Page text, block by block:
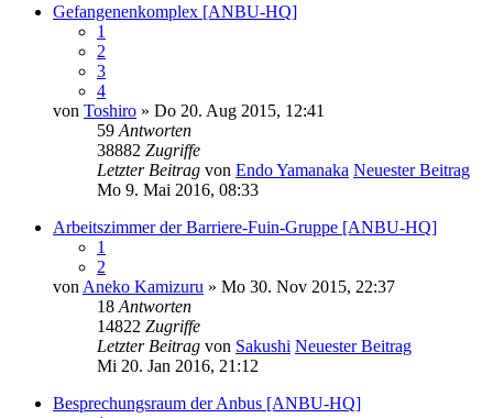
Gefangenenkomplex [ANBU-HQ]
1
2
3
4
von Toshiro » Do 20. Aug 2015, 12:41
59 Antworten
38882 Zugriffe
Letzter Beitrag von Endo Yamanaka Neuester Beitrag
Mo 9. Mai 2016, 08:33
Arbeitszimmer der Barriere-Fuin-Gruppe [ANBU-HQ]
1
2
von Aneko Kamizuru » Mo 30. Nov 2015, 22:37
18 Antworten
14822 Zugriffe
Letzter Beitrag von Sakushi Neuester Beitrag
Mi 20. Jan 2016, 21:12
Besprechungsraum der Anbus [ANBU-HQ]